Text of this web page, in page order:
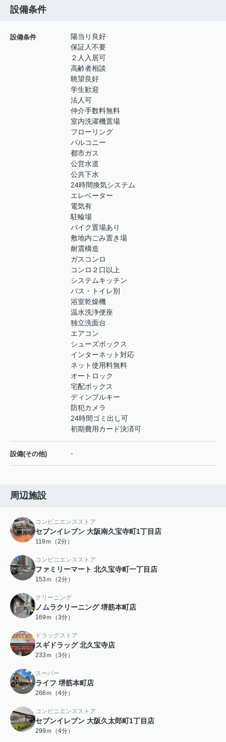
設備条件
設備条件
陽当り良好
保証人不要
２人入居可
高齢者相談
眺望良好
学生歓迎
法人可
仲介手数料無料
室内洗濯機置場
フローリング
バルコニー
都市ガス
公営水道
公共下水
24時間換気システム
エレベーター
電気有
駐輪場
バイク置場あり
敷地内ごみ置き場
耐震構造
ガスコンロ
コンロ２口以上
システムキッチン
バス・トイレ別
浴室乾燥機
温水洗浄便座
独立洗面台
エアコン
シューズボックス
インターネット対応
ネット使用料無料
オートロック
宅配ボックス
ディンプルキー
防犯カメラ
24時間ゴミ出し可
初期費用カード決済可
設備(その他) -
周辺施設
コンビニエンスストア
セブンイレブン 大阪南久宝寺町1丁目店
119ｍ（2分）
コンビニエンスストア
ファミリーマート 北久宝寺町一丁目店
153ｍ（2分）
クリーニング
ノムラクリーニング 堺筋本町店
169ｍ（3分）
ドラッグストア
スギドラッグ 北久宝寺店
233ｍ（3分）
スーパー
ライフ 堺筋本町店
266ｍ（4分）
コンビニエンスストア
セブンイレブン 大阪久太郎町1丁目店
299ｍ（4分）